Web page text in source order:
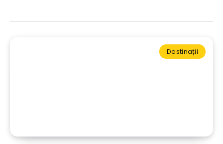
Destinații